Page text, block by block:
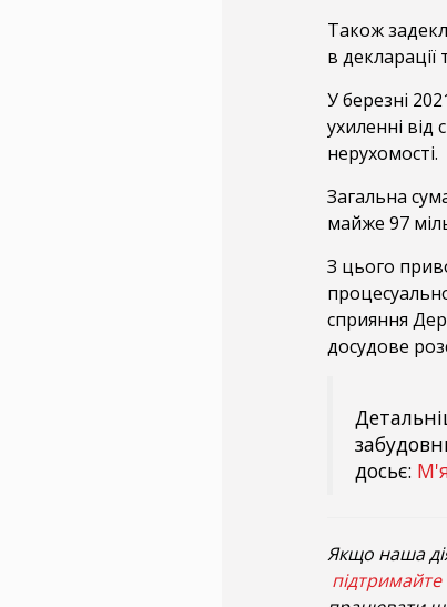
Також
в декларації
У березні
ухиленні
нерухомості.
Загальна
майже 97
З цього
сприяння
досудове
досьє:
Якщо наша
підтримайте